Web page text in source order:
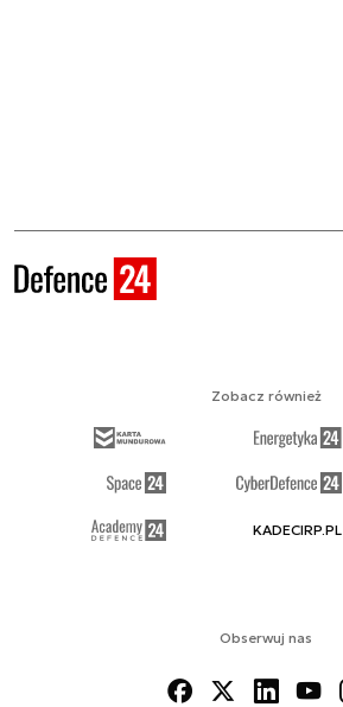
Obserwuj nas
Zobacz również
KADECIRP.PL